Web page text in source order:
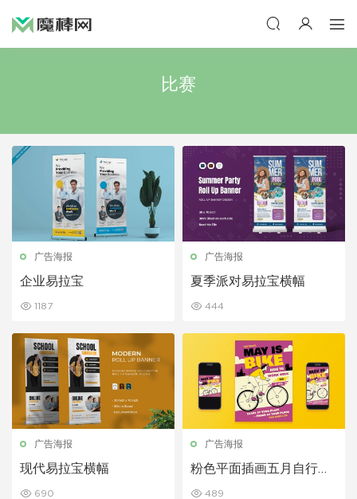
比赛
广告海报
企业易拉宝
1187
广告海报
夏季派对易拉宝横幅
444
广告海报
现代易拉宝横幅
690
广告海报
粉色平面插画五月自行车
489